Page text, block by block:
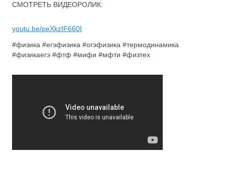
СМОТРЕТЬ ВИДЕОРОЛИК:
youtu.be/peXkzIF660I
#физика #егэфизика #огэфизика #термодинамика
#физикаегэ #фтф #мифи #мфти #физтех